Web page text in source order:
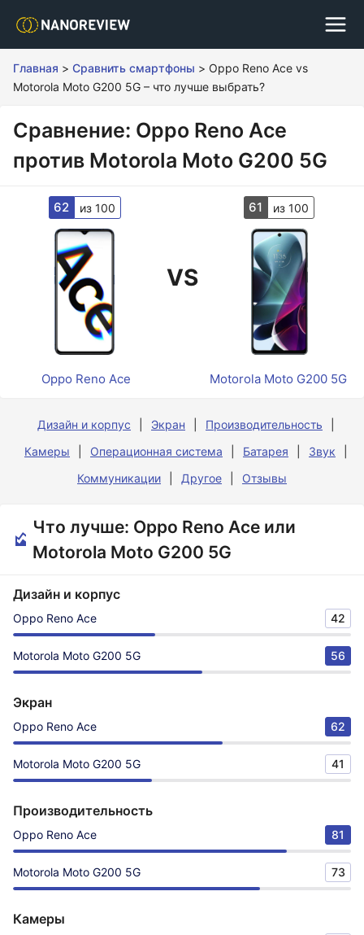
Главная > Сравнить смартфоны > Oppo Reno Ace vs
Motorola Moto G200 5G – что лучше выбрать?
Сравнение: Oppo Reno Ace
против Motorola Moto G200 5G
62 из 100
VS
61 из 100
Oppo Reno Ace Motorola Moto G200 5G
Дизайн и корпус Экран
Производительность
Камеры
Операционная система Батарея
Звук
Коммуникации
Другое Отзывы
Что лучше: Oppo Reno Ace или
Motorola Moto G200 5G
Дизайн и корпус
Oppo Reno Ace 42
Motorola Moto G200 5G 56
Экран
Oppo Reno Ace 62
Motorola Moto G200 5G 41
Производительность
Oppo Reno Ace 81
Motorola Moto G200 5G 73
Камеры